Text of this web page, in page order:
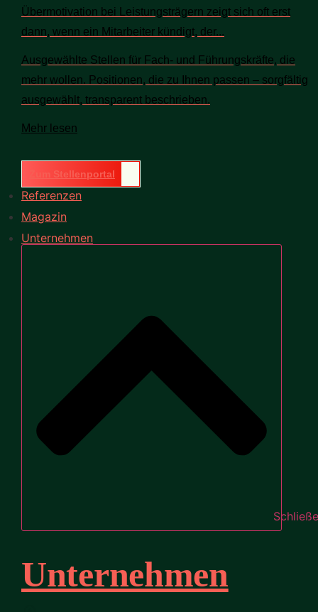
Übermotivation bei Leistungsträgern zeigt sich oft erst
dann, wenn ein Mitarbeiter kündigt, der...
Ausgewählte Stellen für Fach- und Führungskräfte, die
mehr wollen. Positionen, die zu Ihnen passen – sorgfältig
ausgewählt, transparent beschrieben.
Mehr lesen
Zum Stellenportal
Referenzen
Magazin
Unternehmen
Unternehmen